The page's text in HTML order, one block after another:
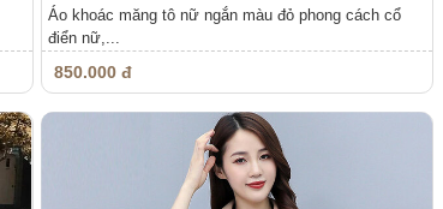
Áo khoác măng tô nữ ngắn màu đỏ phong cách cổ
điển nữ,...
850.000 đ